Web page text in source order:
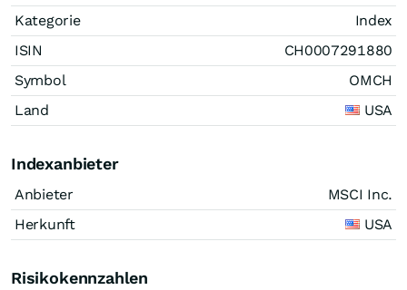
Kategorie
Index
ISIN
CH0007291880
Symbol
OMCH
Land
USA
Indexanbieter
Anbieter
MSCI Inc.
Herkunft
USA
Risikokennzahlen